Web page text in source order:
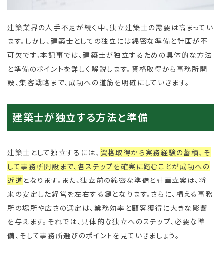
建築業界の人手不足が続く中、独立建築士の需要は高まってい
ます。しかし、建築士としての独立には綿密な準備と計画が不
可欠です。本記事では、建築士が独立するための具体的な方法
と準備のポイントを詳しく解説します。資格取得から事務所開
設、集客戦略まで、成功への道筋を明確にしていきます。
建築士が独立する方法と準備
建築士として独立するには、 資格取得から実務経験の蓄積、そ
して事務所開設まで、各ステップを確実に踏むことが成功への
近道 となります。また、独立前の綿密な準備と計画立案は、将
来の安定した経営を左右する鍵となります。さらに、構える事務
所の場所や広さの選定は、業務効率と顧客獲得に大きな影響
を与えます。それでは、具体的な独立へのステップ、必要な準
備、そして事務所選びのポイントを見ていきましょう。